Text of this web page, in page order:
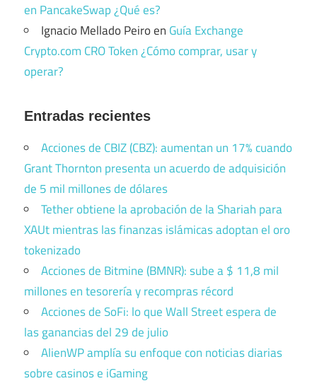
en PancakeSwap ¿Qué es?
Ignacio Mellado Peiroen Guía Exchange
Crypto.com CRO Token ¿Cómo comprar, usar y
operar?
Entradas recientes
Acciones de CBIZ (CBZ): aumentan un 17% cuando
Grant Thornton presenta un acuerdo de adquisición
de 5 mil millones de dólares
Tether obtiene la aprobación de la Shariah para
XAUt mientras las finanzas islámicas adoptan el oro
tokenizado
Acciones de Bitmine (BMNR): sube a $ 11,8 mil
millones en tesorería y recompras récord
Acciones de SoFi: lo que Wall Street espera de
las ganancias del 29 de julio
AlienWP amplía su enfoque con noticias diarias
sobre casinos e iGaming